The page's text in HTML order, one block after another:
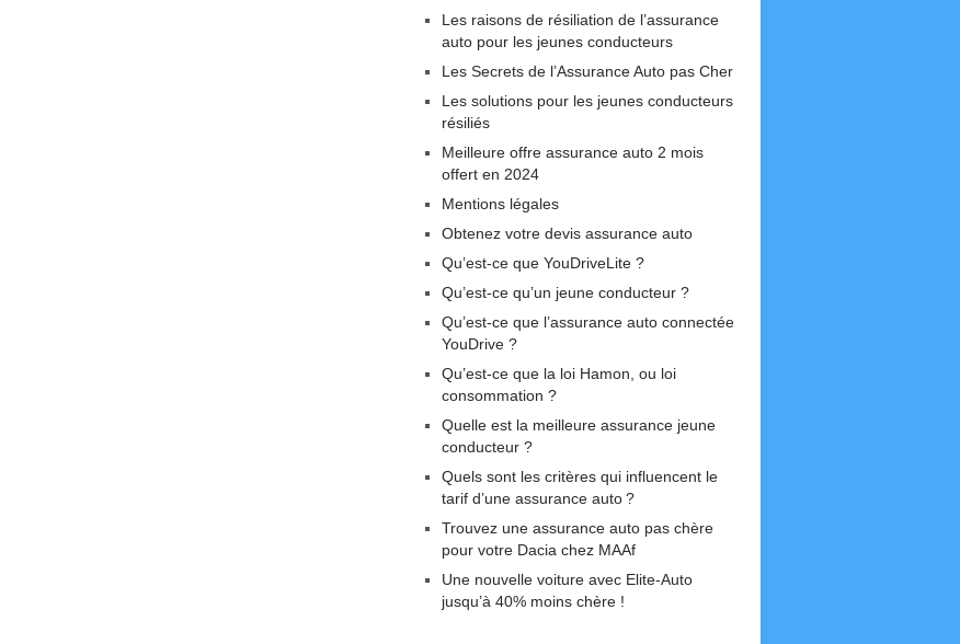
Les raisons de résiliation de l’assurance
auto pour les jeunes conducteurs
Les Secrets de l’Assurance Auto pas Cher
Les solutions pour les jeunes conducteurs
résiliés
Meilleure offre assurance auto 2 mois
offert en 2024
Mentions légales
Obtenez votre devis assurance auto
Qu’est-ce que YouDriveLite ?
Qu’est-ce qu’un jeune conducteur ?
Qu’est-ce que l’assurance auto connectée
YouDrive ?
Qu’est-ce que la loi Hamon, ou loi
consommation ?
Quelle est la meilleure assurance jeune
conducteur ?
Quels sont les critères qui influencent le
tarif d’une assurance auto ?
Trouvez une assurance auto pas chère
pour votre Dacia chez MAAf
Une nouvelle voiture avec Elite-Auto
jusqu’à 40% moins chère !